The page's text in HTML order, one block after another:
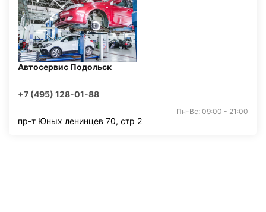
Автосервис Подольск
+7 (495) 128-01-88
Пн-Вс: 09:00 - 21:00
пр-т Юных ленинцев 70, стр 2